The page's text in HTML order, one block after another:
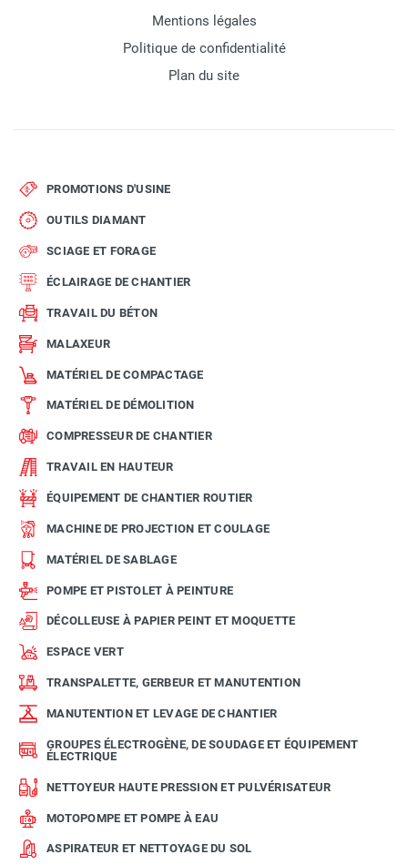
Mentions légales
Politique de confidentialité
Plan du site
PROMOTIONS D'USINE
OUTILS DIAMANT
SCIAGE ET FORAGE
ÉCLAIRAGE DE CHANTIER
TRAVAIL DU BÉTON
MALAXEUR
MATÉRIEL DE COMPACTAGE
MATÉRIEL DE DÉMOLITION
COMPRESSEUR DE CHANTIER
TRAVAIL EN HAUTEUR
ÉQUIPEMENT DE CHANTIER ROUTIER
MACHINE DE PROJECTION ET COULAGE
MATÉRIEL DE SABLAGE
POMPE ET PISTOLET À PEINTURE
DÉCOLLEUSE À PAPIER PEINT ET MOQUETTE
ESPACE VERT
TRANSPALETTE, GERBEUR ET MANUTENTION
MANUTENTION ET LEVAGE DE CHANTIER
GROUPES ÉLECTROGÈNE, DE SOUDAGE ET ÉQUIPEMENT
ÉLECTRIQUE
NETTOYEUR HAUTE PRESSION ET PULVÉRISATEUR
MOTOPOMPE ET POMPE À EAU
ASPIRATEUR ET NETTOYAGE DU SOL